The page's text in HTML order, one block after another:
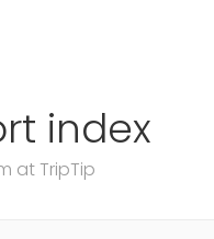
index
at TripTip